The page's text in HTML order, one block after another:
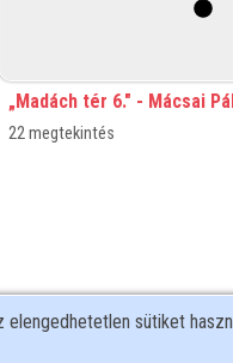
„Madách tér 6." - Mácsai
22 megtekintés
elengedhetetlen sütiket